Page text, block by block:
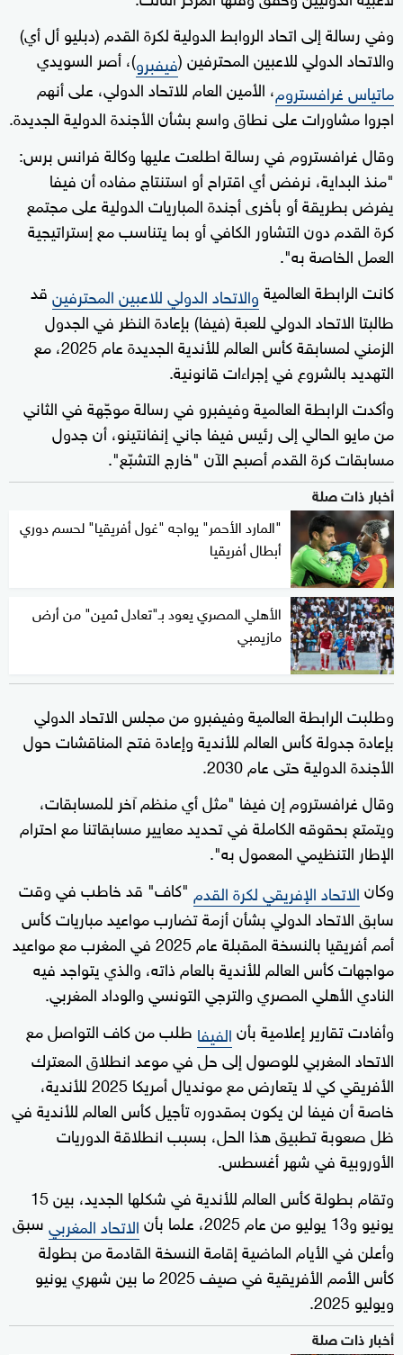
وفي رسالة إلى اتحاد الروابط الدولية لكرة القدم (دبليو أل أي)
والاتحاد الدولي للاعبين المحترفين (فيفبرو)، أصر السويدي
ماتياس غرافستروم، الأمين العام للاتحاد الدولي، على أنهم
اجروا مشاورات على نطاق واسع بشأن الأجندة الدولية الجديدة.
وقال غرافستروم في رسالة اطلعت عليها وكالة فرانس برس:
"منذ البداية، نرفض أي اقتراح أو استنتاج مفاده أن فيفا
يفرض بطريقة أو بأخرى أجندة المباريات الدولية على مجتمع
كرة القدم دون التشاور الكافي أو بما يتناسب مع إستراتيجية
العمل الخاصة به".
كانت الرابطة العالميةوالاتحاد الدولي للاعبين المحترفينقد
طالبتا الاتحاد الدولي للعبة (فيفا) بإعادة النظر في الجدول
الزمني لمسابقة كأس العالم للأندية الجديدة عام 2025، مع
التهديد بالشروع في إجراءات قانونية.
وأكدت الرابطة العالمية وفيفبرو في رسالة موجّهة في الثاني
من مايو الحالي إلى رئيس فيفا جاني إنفانتينو، أن جدول
مسابقات كرة القدم أصبح الآن "خارج التشبّع".
أخبار ذات صلة
"المارد الأحمر" يواجه "غول أفريقيا" لحسم دوري
أبطال أفريقيا
الأهلي المصري يعود بـ"تعادل ثمين" من أرض
مازيمبي
وطلبت الرابطة العالمية وفيفبرو من مجلس الاتحاد الدولي
بإعادة جدولة كأس العالم للأندية وإعادة فتح المناقشات حول
الأجندة الدولية حتى عام 2030.
وقال غرافستروم إن فيفا "مثل أي منظم آخر للمسابقات،
ويتمتع بحقوقه الكاملة في تحديد معايير مسابقاتنا مع احترام
الإطار التنظيمي المعمول به".
وكانالاتحاد الإفريقي لكرة القدم "كاف" قد خاطب في وقت
سابق الاتحاد الدولي بشأن أزمة تضارب مواعيد مباريات كأس
أمم أفريقيا بالنسخة المقبلة عام 2025 في المغرب مع مواعيد
مواجهات كأس العالم للأندية بالعام ذاته، والذي يتواجد فيه
النادي الأهلي المصري والترجي التونسي والوداد المغربي.
وأفادت تقارير إعلامية بأنالفيفا طلب من كاف التواصل مع
الاتحاد المغربي للوصول إلى حل في موعد انطلاق المعترك
الأفريقي كي لا يتعارض مع مونديال أمريكا 2025 للأندية،
خاصة أن فيفا لن يكون بمقدوره تأجيل كأس العالم للأندية في
ظل صعوبة تطبيق هذا الحل، بسبب انطلاقة الدوريات
الأوروبية في شهر أغسطس.
وتقام بطولة كأس العالم للأندية في شكلها الجديد، بين 15
يونيو و13 يوليو من عام 2025، علما بأن
الاتحاد المغربيسبق
وأعلن في الأيام الماضية إقامة النسخة القادمة من بطولة
كأس الأمم الأفريقية في صيف 2025 ما بين شهري يونيو
ويوليو 2025.
أخبار ذات صلة